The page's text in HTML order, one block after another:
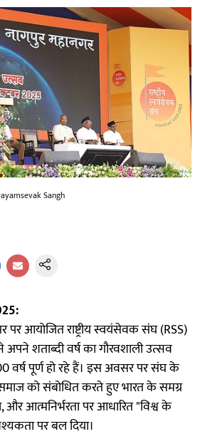
Sangh
आयोजित राष्ट्रीय स्वयंसेवक संघ (RSS)
शताब्दी वर्ष का गौरवशाली उत्सव
वर्ष पूर्ण हो रहे हैं। इस अवसर पर संघ के
को संबोधित करते हुए भारत के समग्र
आत्मनिर्भरता पर आधारित "विश्व के
पर बल दिया।